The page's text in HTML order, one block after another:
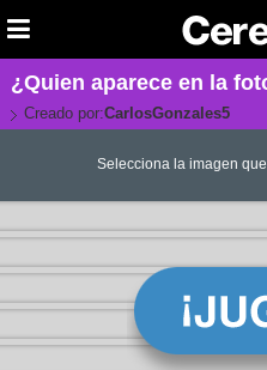
¿Quien aparece en la
Creado por:CarlosGonzales5
Selecciona la imagen